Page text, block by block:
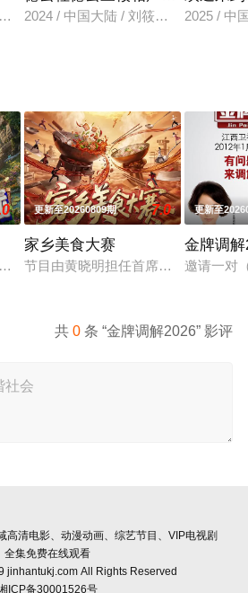
品的首档“ 野生恋综 ”恋爱生存真人秀
2024 / 中国大陆 / 刘筱亭,张九泰,尚
2025 / 中
火气下饭脑综再度上桌，第二季全面升
更新至20260809期 7.0
家乡美食大赛
节目由黄晓明担任首席掌勺官，李维
更新至
金牌调解
邀请一对
共0 条 “金牌调解2026” 影评
高清电影、动漫动画、综艺节目、VIP电视剧
全集免费在线观看
jinhantukj.com All Rights Reserved
ICP备30001526号